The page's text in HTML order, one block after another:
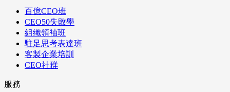
百億CEO班
CEO50失敗學
組織領袖班
駐足思考表達班
客製企業培訓
CEO社群
服務